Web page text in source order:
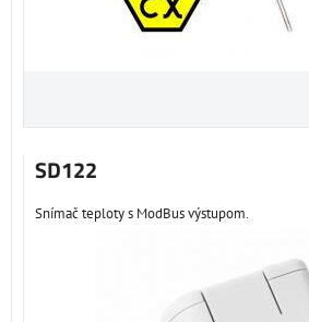
SD122
Snímač teploty s ModBus výstupom.